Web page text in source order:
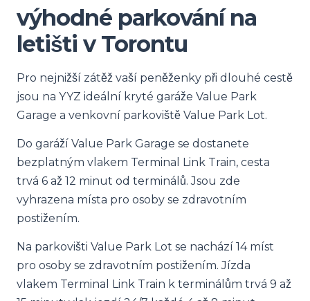
výhodné parkování na
letišti v Torontu
Pro nejnižší zátěž vaší peněženky při dlouhé cestě
jsou na YYZ ideální kryté garáže Value Park
Garage a venkovní parkoviště Value Park Lot.
Do garáží Value Park Garage se dostanete
bezplatným vlakem Terminal Link Train, cesta
trvá 6 až 12 minut od terminálů. Jsou zde
vyhrazena místa pro osoby se zdravotním
postižením.
Na parkovišti Value Park Lot se nachází 14 míst
pro osoby se zdravotním postižením. Jízda
vlakem Terminal Link Train k terminálům trvá 9 až